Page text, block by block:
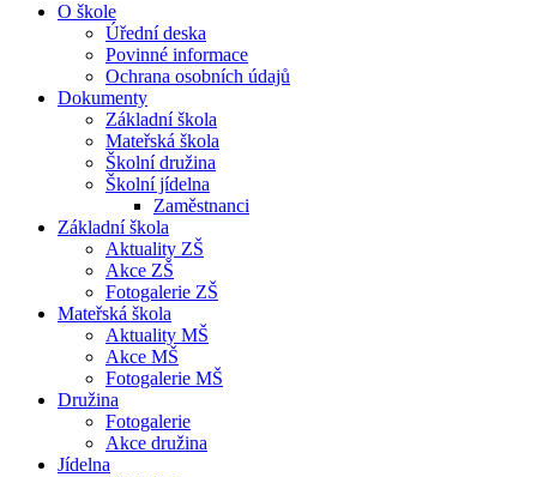
O škole
Úřední deska
Povinné informace
Ochrana osobních údajů
Dokumenty
Základní škola
Mateřská škola
Školní družina
Školní jídelna
Zaměstnanci
Základní škola
Aktuality ZŠ
Akce ZŠ
Fotogalerie ZŠ
Mateřská škola
Aktuality MŠ
Akce MŠ
Fotogalerie MŠ
Družina
Fotogalerie
Akce družina
Jídelna